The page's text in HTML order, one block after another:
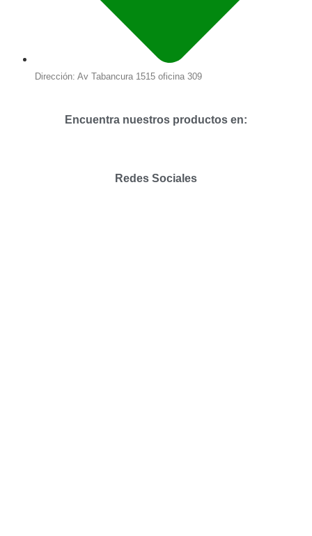
Dirección: Av Tabancura 1515 oficina 309
Encuentra nuestros productos en:
Redes Sociales